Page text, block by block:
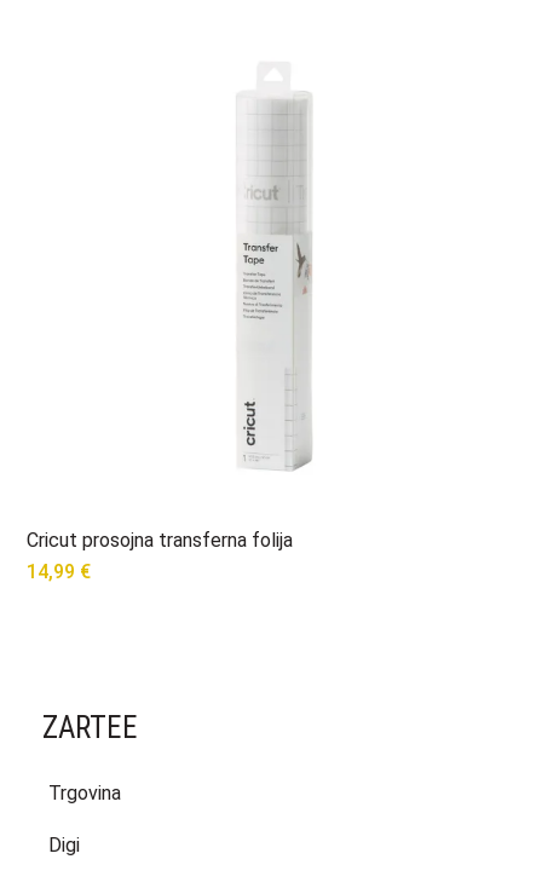
Cricut prosojna transferna folija
14,99 €
ZARTEE
Trgovina
Digi